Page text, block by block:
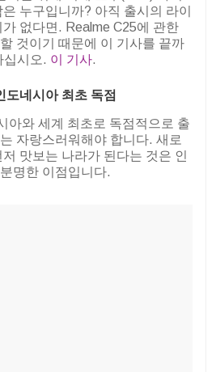
누구입니까? 아직 출시의 라이
없다면. Realme C25에 관한
것이기 때문에 이 기사를 끝까
십시오. 이 기사.
도네시아 최초 독점
아와 세계 최초로 독점적으로 출
자랑스러워해야 합니다. 새로
맛보는 나라가 된다는 것은 인
명한 이점입니다.